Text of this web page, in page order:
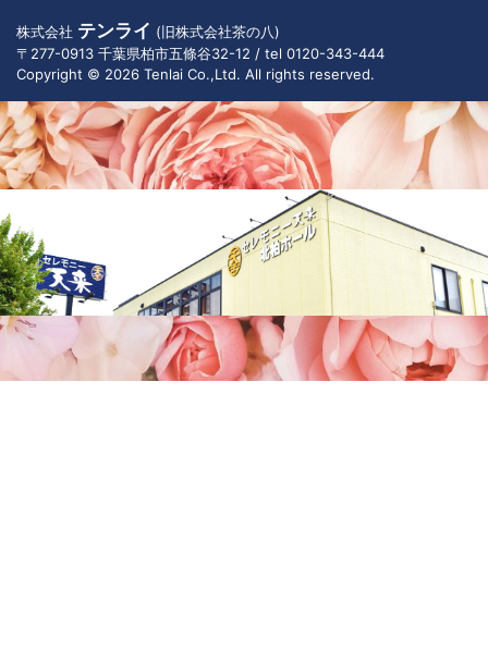
株式会社 テンライ (旧株式会社茶の八)
〒277-0913 千葉県柏市五條谷32-12 / tel 0120-343-444
Copyright © 2026 Tenlai Co.,Ltd. All rights reserved.